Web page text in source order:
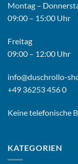
Montag –
09:00 – 15:00 Uhr
Freitag
09:00 – 12:00 Uhr
info@duschrollo-
+49 36253 456 0
Keine telefonische
KATEGORIEN